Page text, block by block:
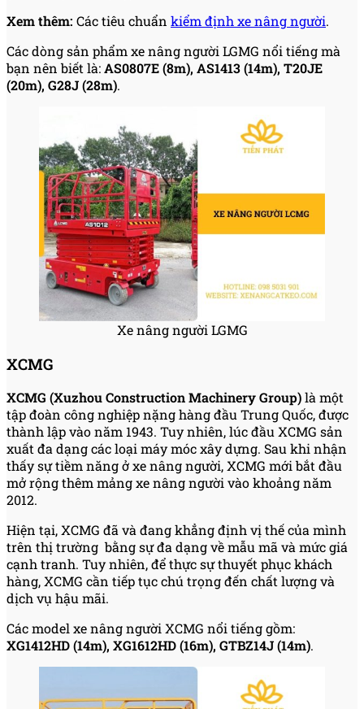
Xem thêm: Các tiêu chuẩn kiểm định xe nâng người.
Các dòng sản phẩm xe nâng người LGMG nổi tiếng mà
bạn nên biết là:AS0807E (8m), AS1413 (14m), T20JE
(20m), G28J (28m).
Xe nâng người LGMG
XCMG
XCMG (Xuzhou Construction Machinery Group)là một
tập đoàn công nghiệp nặng hàng đầu Trung Quốc, được
thành lập vào năm 1943. Tuy nhiên, lúc đầu XCMG sản
xuất đa dạng các loại máy móc xây dựng. Sau khi nhận
thấy sự tiềm năng ở xe nâng người, XCMG mới bắt đầu
mở rộng thêm mảng xe nâng người vào khoảng năm
2012.
Hiện tại, XCMG đã và đang khẳng định vị thế của mình
trên thị trường bằng sự đa dạng về mẫu mã và mức giá
cạnh tranh. Tuy nhiên, để thực sự thuyết phục khách
hàng, XCMG cần tiếp tục chú trọng đến chất lượng và
dịch vụ hậu mãi.
Các model xe nâng người XCMG nổi tiếng gồm:
XG1412HD (14m), XG1612HD (16m), GTBZ14J (14m).